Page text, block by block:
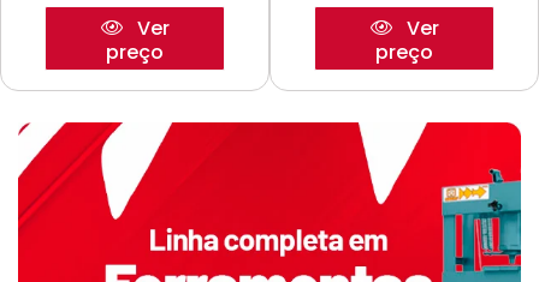
Ver
preço
Ver
preço